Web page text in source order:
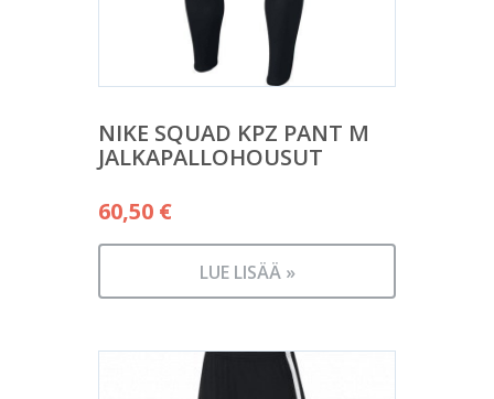
NIKE SQUAD KPZ PANT M
JALKAPALLOHOUSUT
60,50 €
LUE LISÄÄ »